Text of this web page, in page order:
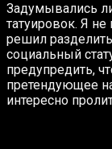
Задумывались
татуировок. Я не
решил
социальный
предупредить,
претендующее
интересно